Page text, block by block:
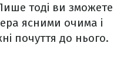
тоді ви зможете
ясними очима і
почуття до нього.